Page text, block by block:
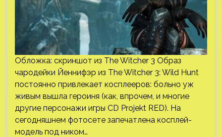
Обложка: скриншот из The Witcher 3 Образ
чародейки Йеннифэр из The Witcher 3: Wild Hunt
постоянно привлекает косплееров: больно уж
живым вышла героиня (как, впрочем, и многие
другие персонажи игры CD Projekt RED). На
сегодняшнем фотосете запечатлена косплей-
модель под ником…